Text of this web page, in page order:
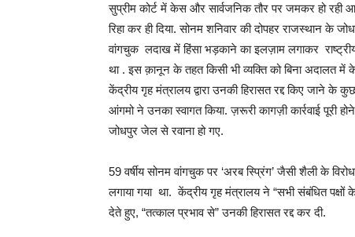
सुप्रीम कोर्ट में केस और सार्वजनिक तौर पर जमकर हो रही
रिहा कर ही दिया. सोनम शनिवार की दोपहर राजस्थान
वांगचुक लदाख में हिंसा भड़काने का इलज़ाम लगाकर
था . इस क़ानून के तहत किसी भी व्यक्ति को बिना अदालत
केंद्रीय गृह मंत्रालय द्वारा उनकी हिरासत रद्द किए जाने
आंगमो ने उनका स्वागत किया. ज़रूरी कागज़ी कार्रवाई पूरी
जोधपुर जेल से रवाना हो गए.
59 वर्षीय सोनम वांगचुक पर ‘अरब स्प्रिंग’ जैसी शैली के
लगाया गया था. केंद्रीय गृह मंत्रालय ने “सभी संबंधित पक्षों
देते हुए, “तत्काल प्रभाव से” उनकी हिरासत रद्द कर दी.